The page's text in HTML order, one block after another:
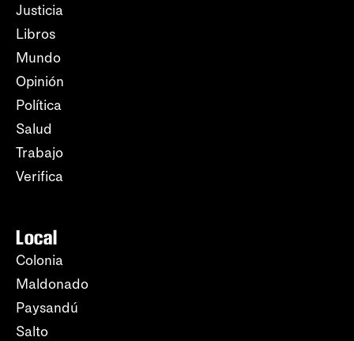
Justicia
Libros
Mundo
Opinión
Política
Salud
Trabajo
Verifica
Local
Colonia
Maldonado
Paysandú
Salto